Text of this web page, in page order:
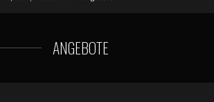
ANGEBOTE